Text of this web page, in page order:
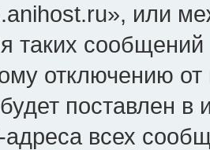
или
таких
отключению
поставлен в
всех